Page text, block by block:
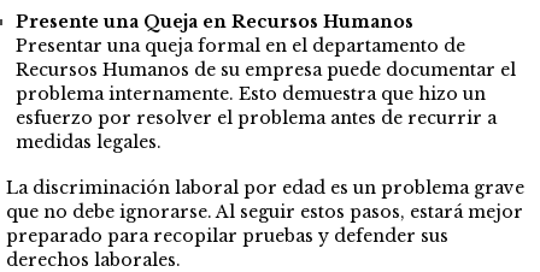
Presente una Queja en Recursos Humanos
Presentar una queja formal en el departamento de
Recursos Humanos de su empresa puede documentar el
problema internamente. Esto demuestra que hizo un
esfuerzo por resolver el problema antes de recurrir a
medidas legales.
La discriminación laboral por edad es un problema grave
que no debe ignorarse. Al seguir estos pasos, estará mejor
preparado para recopilar pruebas y defender sus
derechos laborales.